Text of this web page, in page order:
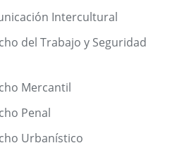
Intercultural
del Trabajo y Seguridad
Mercantil
Penal
Urbanístico